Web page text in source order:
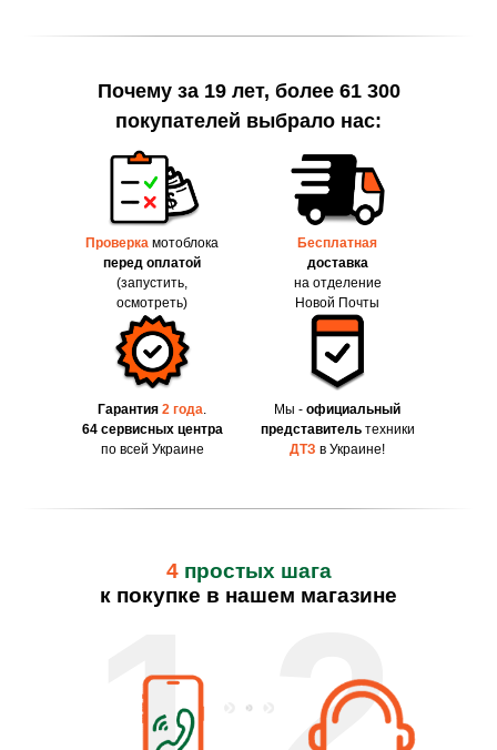
Почему за 19 лет, более 61 300
покупателей выбрало нас:
Проверка мотоблока
перед оплатой
(запустить,
осмотреть)
Гарантия 2 года.
64 сервисных центра
по всей Украине
Бесплатная
доставка
на отделение
Новой Почты
Мы - официальный
представительтехники
ДТЗ в Украине!
4 простых шага
к покупке в нашем магазине